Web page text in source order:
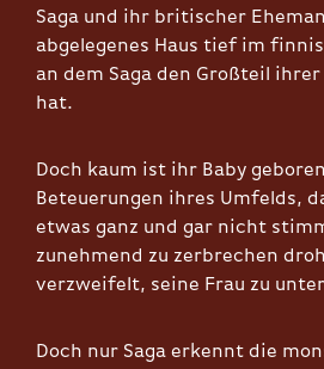
Saga und ihr britischer
abgelegenes Haus tief im
an dem Saga den Großteil
hat.
Doch kaum ist ihr Baby
Beteuerungen ihres Umfelds,
etwas ganz und gar nicht
zunehmend zu zerbrechen
verzweifelt, seine Frau zu
Doch nur Saga erkennt die